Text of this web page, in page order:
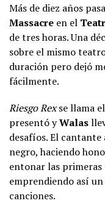
Más de diez años
Massacre en el
de tres horas. Una
sobre el mismo
duración pero dejó
fácilmente.
Riesgo Rexse llama
presentó yWalas
desafíos. El
negro, haciendo
entonar las primeras
emprendiendo así
canciones.